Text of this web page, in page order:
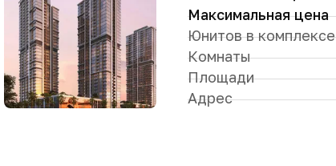
Максимальная цена
Юнитов в комплексе
Комнаты
Площади
Адрес